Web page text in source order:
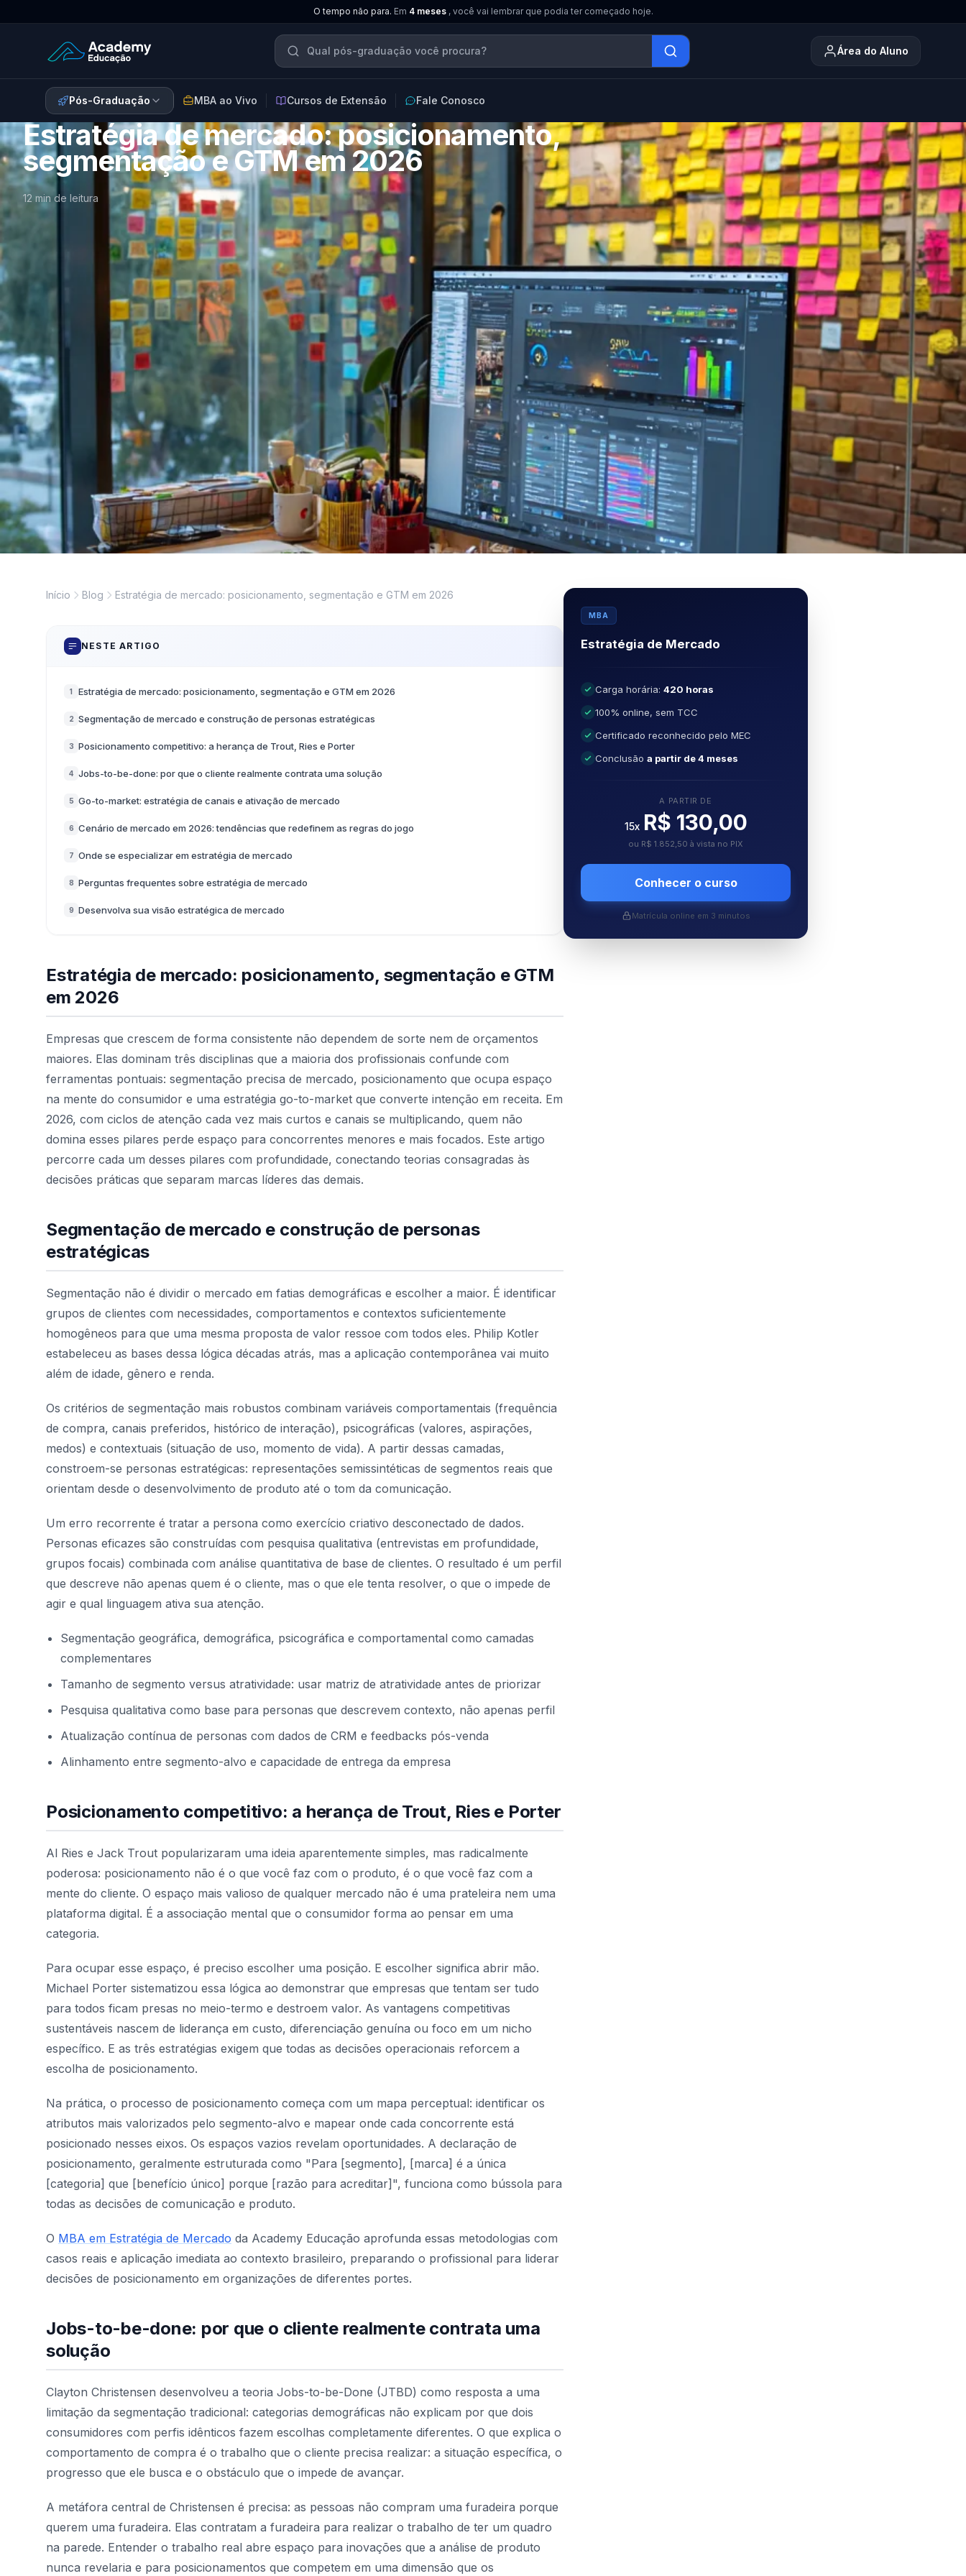
O tempo não para. Em 4 meses , você vai lembrar que podia ter começado hoje.
Academy Educação — Página Inicial
Área do Aluno
Pós-Graduação MBA ao Vivo Cursos de Extensão Fale Conosco
Estratégia de mercado: posicionamento,
segmentação e GTM em 2026
12 min de leitura
Início Blog Estratégia de mercado: posicionamento, segmentação e GTM em 2026
NESTE ARTIGO
1 Estratégia de mercado: posicionamento, segmentação e GTM em 2026
2 Segmentação de mercado e construção de personas estratégicas
3 Posicionamento competitivo: a herança de Trout, Ries e Porter
4 Jobs-to-be-done: por que o cliente realmente contrata uma solução
5 Go-to-market: estratégia de canais e ativação de mercado
6 Cenário de mercado em 2026: tendências que redefinem as regras do jogo
7 Onde se especializar em estratégia de mercado
8 Perguntas frequentes sobre estratégia de mercado
9 Desenvolva sua visão estratégica de mercado
Estratégia de mercado: posicionamento, segmentação e GTM
em 2026
Empresas que crescem de forma consistente não dependem de sorte nem de orçamentos
maiores. Elas dominam três disciplinas que a maioria dos profissionais confunde com
ferramentas pontuais: segmentação precisa de mercado, posicionamento que ocupa espaço
na mente do consumidor e uma estratégia go-to-market que converte intenção em receita. Em
2026, com ciclos de atenção cada vez mais curtos e canais se multiplicando, quem não
domina esses pilares perde espaço para concorrentes menores e mais focados. Este artigo
percorre cada um desses pilares com profundidade, conectando teorias consagradas às
decisões práticas que separam marcas líderes das demais.
Segmentação de mercado e construção de personas
estratégicas
Segmentação não é dividir o mercado em fatias demográficas e escolher a maior. É identificar
grupos de clientes com necessidades, comportamentos e contextos suficientemente
homogêneos para que uma mesma proposta de valor ressoe com todos eles. Philip Kotler
estabeleceu as bases dessa lógica décadas atrás, mas a aplicação contemporânea vai muito
além de idade, gênero e renda.
Os critérios de segmentação mais robustos combinam variáveis comportamentais (frequência
de compra, canais preferidos, histórico de interação), psicográficas (valores, aspirações,
medos) e contextuais (situação de uso, momento de vida). A partir dessas camadas,
constroem-se personas estratégicas: representações semissintéticas de segmentos reais que
orientam desde o desenvolvimento de produto até o tom da comunicação.
Um erro recorrente é tratar a persona como exercício criativo desconectado de dados.
Personas eficazes são construídas com pesquisa qualitativa (entrevistas em profundidade,
grupos focais) combinada com análise quantitativa de base de clientes. O resultado é um perfil
que descreve não apenas quem é o cliente, mas o que ele tenta resolver, o que o impede de
agir e qual linguagem ativa sua atenção.
Segmentação geográfica, demográfica, psicográfica e comportamental como camadas
complementares
Tamanho de segmento versus atratividade: usar matriz de atratividade antes de priorizar
Pesquisa qualitativa como base para personas que descrevem contexto, não apenas perfil
Atualização contínua de personas com dados de CRM e feedbacks pós-venda
Alinhamento entre segmento-alvo e capacidade de entrega da empresa
Posicionamento competitivo: a herança de Trout, Ries e Porter
Al Ries e Jack Trout popularizaram uma ideia aparentemente simples, mas radicalmente
poderosa: posicionamento não é o que você faz com o produto, é o que você faz com a
mente do cliente. O espaço mais valioso de qualquer mercado não é uma prateleira nem uma
plataforma digital. É a associação mental que o consumidor forma ao pensar em uma
categoria.
Para ocupar esse espaço, é preciso escolher uma posição. E escolher significa abrir mão.
Michael Porter sistematizou essa lógica ao demonstrar que empresas que tentam ser tudo
para todos ficam presas no meio-termo e destroem valor. As vantagens competitivas
sustentáveis nascem de liderança em custo, diferenciação genuína ou foco em um nicho
específico. E as três estratégias exigem que todas as decisões operacionais reforcem a
escolha de posicionamento.
Na prática, o processo de posicionamento começa com um mapa perceptual: identificar os
atributos mais valorizados pelo segmento-alvo e mapear onde cada concorrente está
posicionado nesses eixos. Os espaços vazios revelam oportunidades. A declaração de
posicionamento, geralmente estruturada como "Para [segmento], [marca] é a única
[categoria] que [benefício único] porque [razão para acreditar]", funciona como bússola para
todas as decisões de comunicação e produto.
O MBA em Estratégia de Mercado da Academy Educação aprofunda essas metodologias com
casos reais e aplicação imediata ao contexto brasileiro, preparando o profissional para liderar
decisões de posicionamento em organizações de diferentes portes.
Jobs-to-be-done: por que o cliente realmente contrata uma
solução
Clayton Christensen desenvolveu a teoria Jobs-to-be-Done (JTBD) como resposta a uma
limitação da segmentação tradicional: categorias demográficas não explicam por que dois
consumidores com perfis idênticos fazem escolhas completamente diferentes. O que explica o
comportamento de compra é o trabalho que o cliente precisa realizar: a situação específica, o
progresso que ele busca e o obstáculo que o impede de avançar.
A metáfora central de Christensen é precisa: as pessoas não compram uma furadeira porque
querem uma furadeira. Elas contratam a furadeira para realizar o trabalho de ter um quadro
na parede. Entender o trabalho real abre espaço para inovações que a análise de produto
nunca revelaria e para posicionamentos que competem em uma dimensão que os
MBA
Estratégia de Mercado
Carga horária: 420 horas
100% online, sem TCC
Certificado reconhecido pelo MEC
Conclusão a partir de 4 meses
A PARTIR DE
15x R$ 130,00
ou R$ 1.852,50 à vista no PIX
Conhecer o curso
Matrícula online em 3 minutos